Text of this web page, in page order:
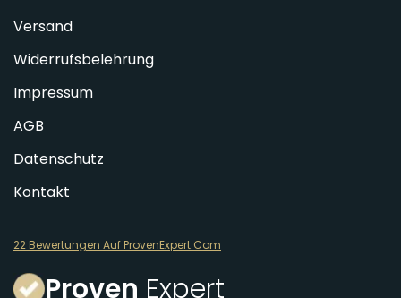
Versand
Widerrufsbelehrung
Impressum
AGB
Datenschutz
Kontakt
22 Bewertungen Auf ProvenExpert.Com
Proven Expert